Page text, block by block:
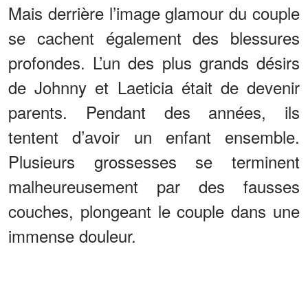
Mais derrière l’image glamour du couple
se cachent également des blessures
profondes. L’un des plus grands désirs
de Johnny et Laeticia était de devenir
parents. Pendant des années, ils
tentent d’avoir un enfant ensemble.
Plusieurs grossesses se terminent
malheureusement par des fausses
couches, plongeant le couple dans une
immense douleur.